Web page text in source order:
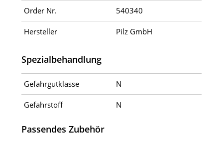
Order Nr. 540340
Hersteller Pilz GmbH
Spezialbehandlung
Gefahrgutklasse N
Gefahrstoff N
Passendes Zubehör